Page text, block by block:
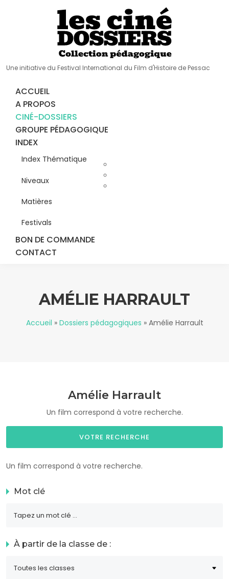
Une initiative du Festival International du Film d'Histoire de Pessac
ACCUEIL
A PROPOS
CINÉ-DOSSIERS
GROUPE PÉDAGOGIQUE
INDEX
Index Thématique
Niveaux
Matières
Festivals
BON DE COMMANDE
CONTACT
AMÉLIE HARRAULT
Accueil » Dossiers pédagogiques » Amélie Harrault
Amélie Harrault
Un film correspond à votre recherche.
VOTRE RECHERCHE
Un film correspond à votre recherche.
Mot clé
À partir de la classe de :